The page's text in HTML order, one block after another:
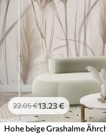
22.05€13 .23€